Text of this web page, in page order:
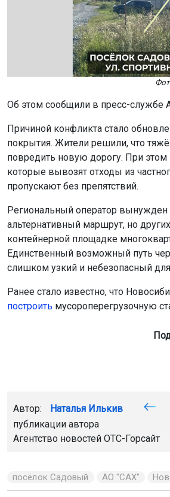
Об этом сообщили в пресс-службе
Причиной конфликта стало
покрытия. Жители решили, что
повредить новую дорогу. При
которые вывозят отходы из
пропускают без препятствий.
Региональный оператор вынужден
альтернативный маршрут, но
контейнерной площадке
Единственный возможный путь
слишком узкий и небезопасный
Ранее стало известно, что
построить мусороперегрузочную
Автор: Наталья Илькив
публикации автора
Агентство новостей ОТС-Горсайт
посёлок Садовый АО "САХ"